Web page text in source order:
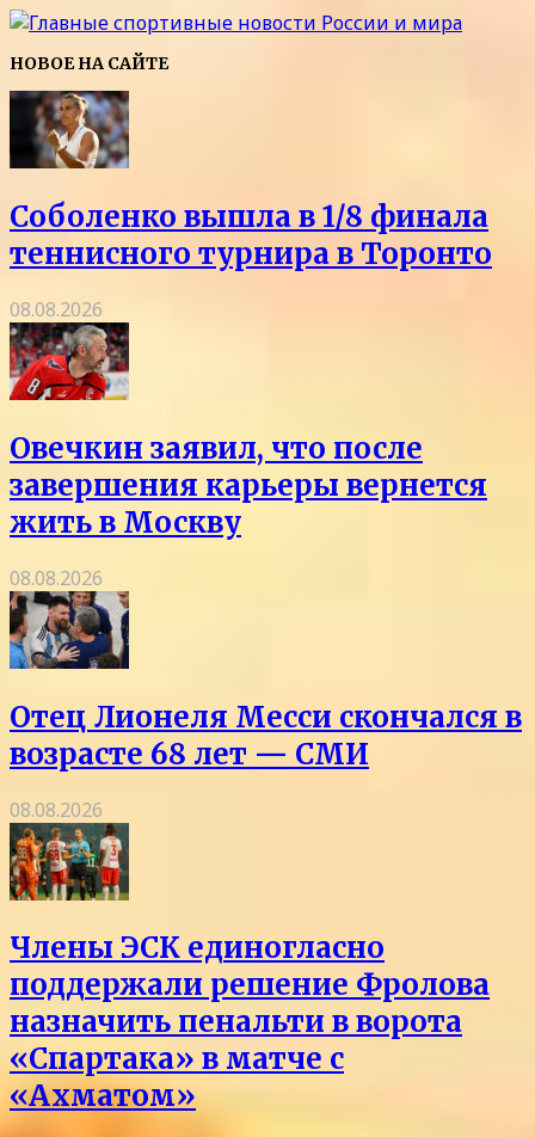
НОВОЕ НА САЙТЕ
Соболенко вышла в 1/8 финала
теннисного турнира в Торонто
08.08.2026
Овечкин заявил, что после
завершения карьеры вернется
жить в Москву
08.08.2026
Отец Лионеля Месси скончался в
возрасте 68 лет — СМИ
08.08.2026
Члены ЭСК единогласно
поддержали решение Фролова
назначить пенальти в ворота
«Спартака» в матче с
«Ахматом»